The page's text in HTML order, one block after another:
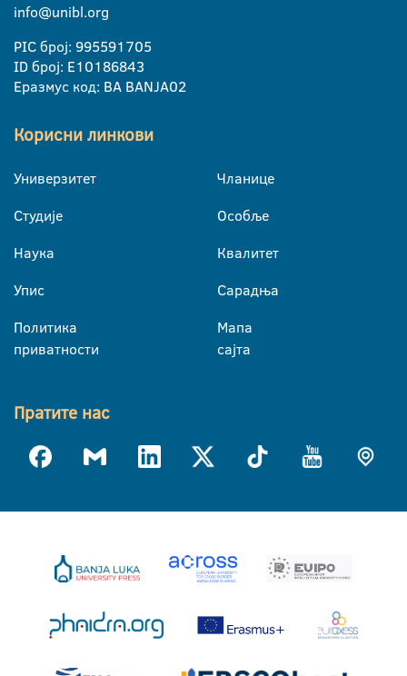
info@unibl.org
PIC број: 995591705
ID број: E10186843
Еразмус код: BA BANJA02
Корисни линкови
Универзитет
Студије
Наука
Упис
Политика
приватности
Чланице
Особље
Квалитет
Сарадња
Мапа
сајта
Пратите нас